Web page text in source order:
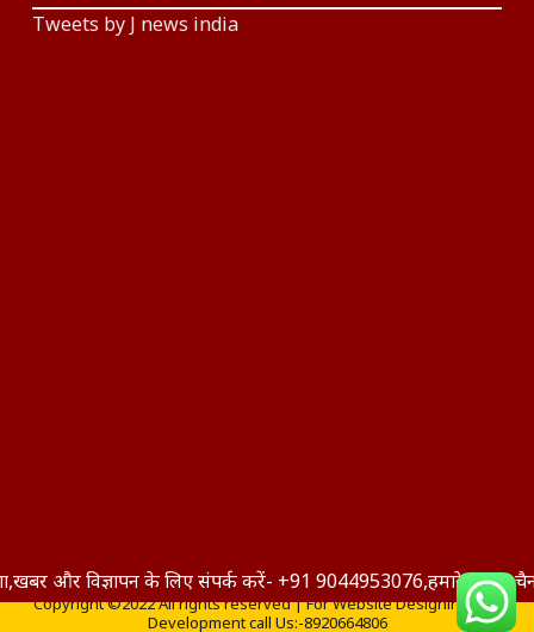
Tweets by J news india
Copyright ©2022 All rights reserved | For Website Designing and
Development call Us:-8920664806
के लिए संपर्क करें- +91 9044953076,हमारे यूट्यूब चैनल को